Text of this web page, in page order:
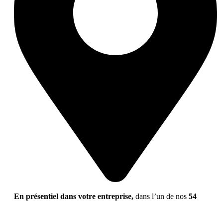
En présentiel dans votre entreprise, dans l’un de nos 54